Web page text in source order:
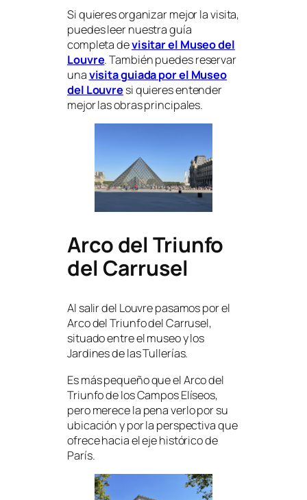
Si quieres organizar mejor la visita,
puedes leer nuestra guía
completa devisitar el Museo del
Louvre. También puedes reservar
unavisita guiada por el Museo
del Louvresi quieres entender
mejor las obras principales.
Arco del Triunfo
del Carrusel
Al salir del Louvre pasamos por el
Arco del Triunfo del Carrusel,
situado entre el museo y los
Jardines de las Tullerías.
Es más pequeño que el Arco del
Triunfo de los Campos Elíseos,
pero merece la pena verlo por su
ubicación y por la perspectiva que
ofrece hacia el eje histórico de
París.